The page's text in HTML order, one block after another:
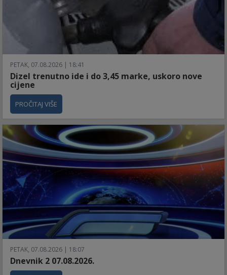
PETAK, 07.08.2026 | 18:41
Dizel trenutno ide i do 3,45 marke, uskoro nove
cijene
PROČITAJ VIŠE
PETAK, 07.08.2026 | 18:07
Dnevnik 2 07.08.2026.